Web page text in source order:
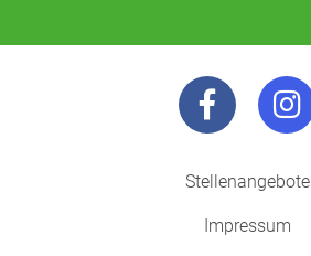
Stellenangebote
Impressum